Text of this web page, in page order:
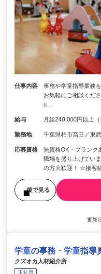
仕事内容
事務や学童指導業務
お気軽にご相談くだ
u…
給与 月給240,000円以上（
勤務地 千葉県柏市高田／東
応募資格
無資格OK・ブラン
職場を盛り上げてい
の方大歓迎！ ☆接客
後で見る
更新
学童の事務・学童指導
クズオカ人材紹介所
正社員